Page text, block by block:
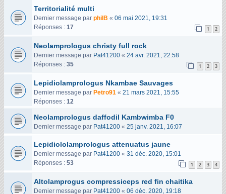
Territorialité multi
Dernier message par philB « 06 mai 2021, 19:31
Réponses : 17 1 2
Neolamprologus christy full rock
Dernier message par Pat41200 « 24 avr. 2021, 22:58
Réponses : 35 1 2 3
Lepidiolamprologus Nkambae Sauvages
Dernier message par Petro91 « 21 mars 2021, 15:55
Réponses : 12
Neolamprologus daffodil Kambwimba F0
Dernier message par Pat41200 « 25 janv. 2021, 16:07
Lepidiololamprologus attenuatus jaune
Dernier message par Pat41200 « 31 déc. 2020, 15:01
Réponses : 53 1 2 3 4
Altolamprogus compressiceps red fin chaitika
Dernier message par Pat41200 « 06 déc. 2020, 19:18